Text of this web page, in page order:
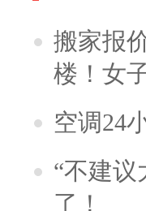
搬家报
楼！女
空调24
“不建
了！